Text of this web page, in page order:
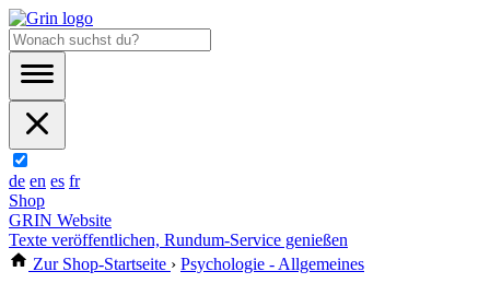
de en es fr
Shop
GRIN Website
Texte veröffentlichen, Rundum-Service genießen
Zur Shop-Startseite › Psychologie - Allgemeines